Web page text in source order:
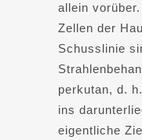
allein
Zellen der
Schusslinie
perkutan, d.
ins
eigentliche